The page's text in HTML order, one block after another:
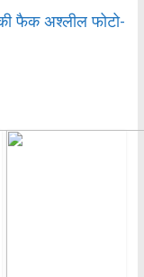
फैक अश्लील फोटो-